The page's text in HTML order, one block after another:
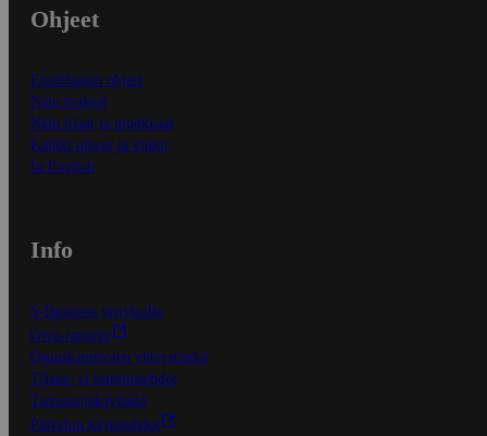
Ohjeet
Ensitilaajan ohjeet
Näin maksat
Näin tilaat ja muokkaat
Kaikki ohjeet ja vinkit
In English
Info
S-Business yrityksille
Oiva-raportit
Osuuskauppojen yhteystiedot
Tilaus- ja toimitusehdot
Tietosuojakäytäntö
Palvelun käyttöehdot